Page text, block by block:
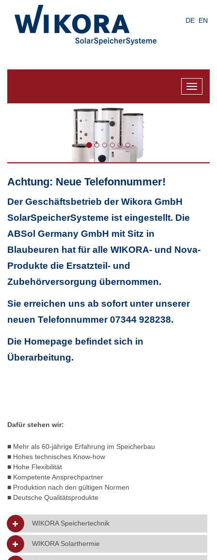
DE EN
Toggle
Achtung: Neue Telefonnummer!
Der Geschäftsbetrieb der Wikora GmbH
SolarSpeicherSysteme ist eingestellt. Die
ABSol Germany GmbH mit Sitz in
Blaubeuren hat für alle WIKORA- und Nova-
Produkte die Ersatzteil- und
Zubehörversorgung übernommen.
Sie erreichen uns ab sofort unter unserer
neuen Telefonnummer 07344 928238.
Die Homepage befindet sich in
Überarbeitung.
Dafür stehen wir:
■ Mehr als 60-jährige Erfahrung im Speicherbau
■ Hohes technisches Know-how
■ Hohe Flexibilität
■ Kompetente Ansprechpartner
■ Produktion nach den gültigen Normen
■ Deutsche Qualitätsprodukte
WIKORA Speichertechnik
WIKORA Solarthermie